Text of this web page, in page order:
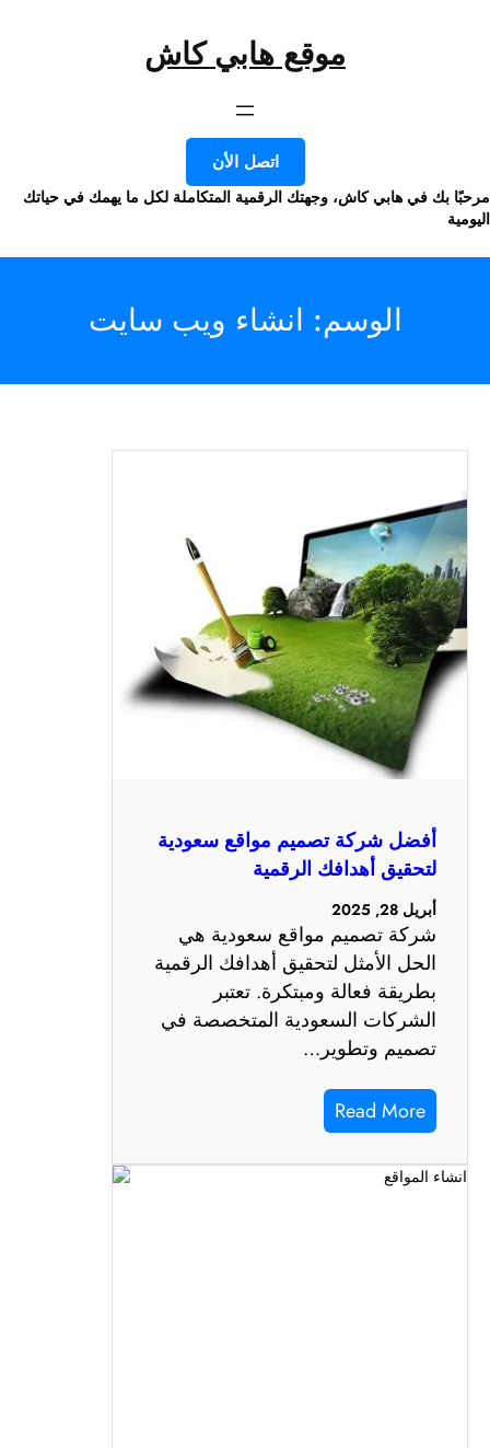
موقع هابي كاش
اتصل الأن
بك في هابي كاش، وجهتك الرقمية المتكاملة لكل ما يهمك في حياتك
الوسم:انشاء ويب سايت
أفضل شركة تصميم مواقع سعودية
لتحقيق أهدافك الرقمية
أبريل 28, 2025
شركة تصميم مواقع سعودية هي
الحل الأمثل لتحقيق أهدافك الرقمية
بطريقة فعالة ومبتكرة. تعتبر
الشركات السعودية المتخصصة في
تصميم وتطوير…
Read More